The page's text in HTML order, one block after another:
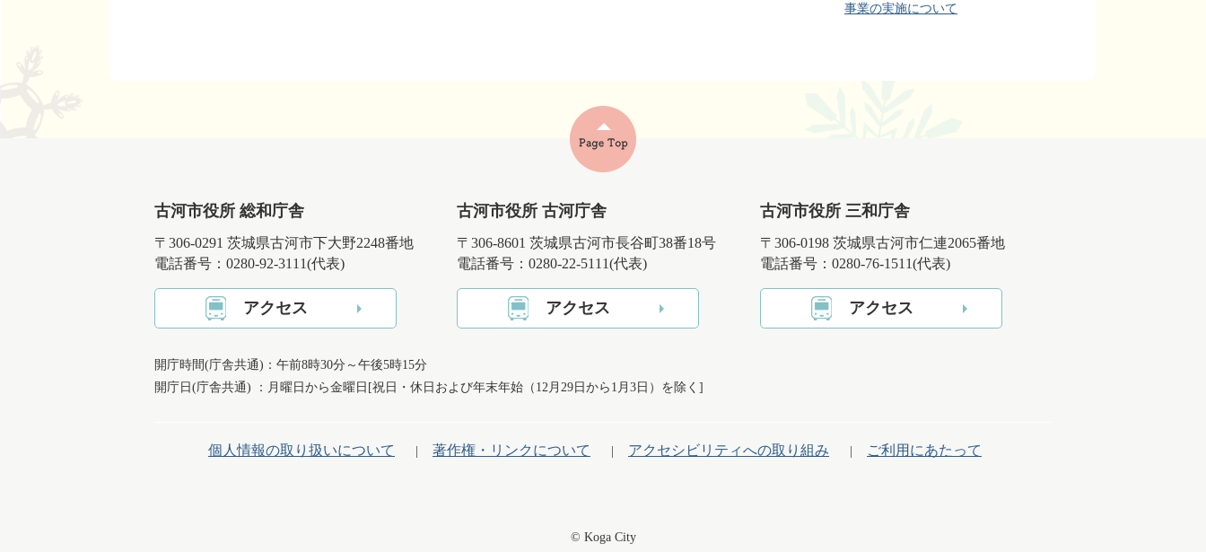
事業の実施について
古河市役所 総和庁舎
〒306-0291 茨城県古河市下大野2248番地
電話番号：0280-92-3111(代表)
アクセス
古河市役所 古河庁舎
〒306-8601 茨城県古河市長谷町38番18号
電話番号：0280-22-5111(代表)
アクセス
古河市役所 三和庁舎
〒306-0198 茨城県古河市仁連2065番地
電話番号：0280-76-1511(代表)
アクセス
開庁時間(庁舎共通)：午前8時30分～午後5時15分
開庁日(庁舎共通) ：月曜日から金曜日[祝日・休日および年末年始（12月29日から1月3日）を除く]
個人情報の取り扱いについて 著作権・リンクについて アクセシビリティへの取り組み ご利用にあたって
© Koga City